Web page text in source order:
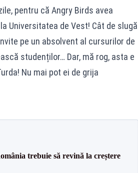
pentru că Angry Birds avea
Universitatea de Vest! Cât de slugă
pe un absolvent al cursurilor de
studenților… Dar, mă rog, asta e
Nu mai pot ei de grija
trebuie să revină la creștere